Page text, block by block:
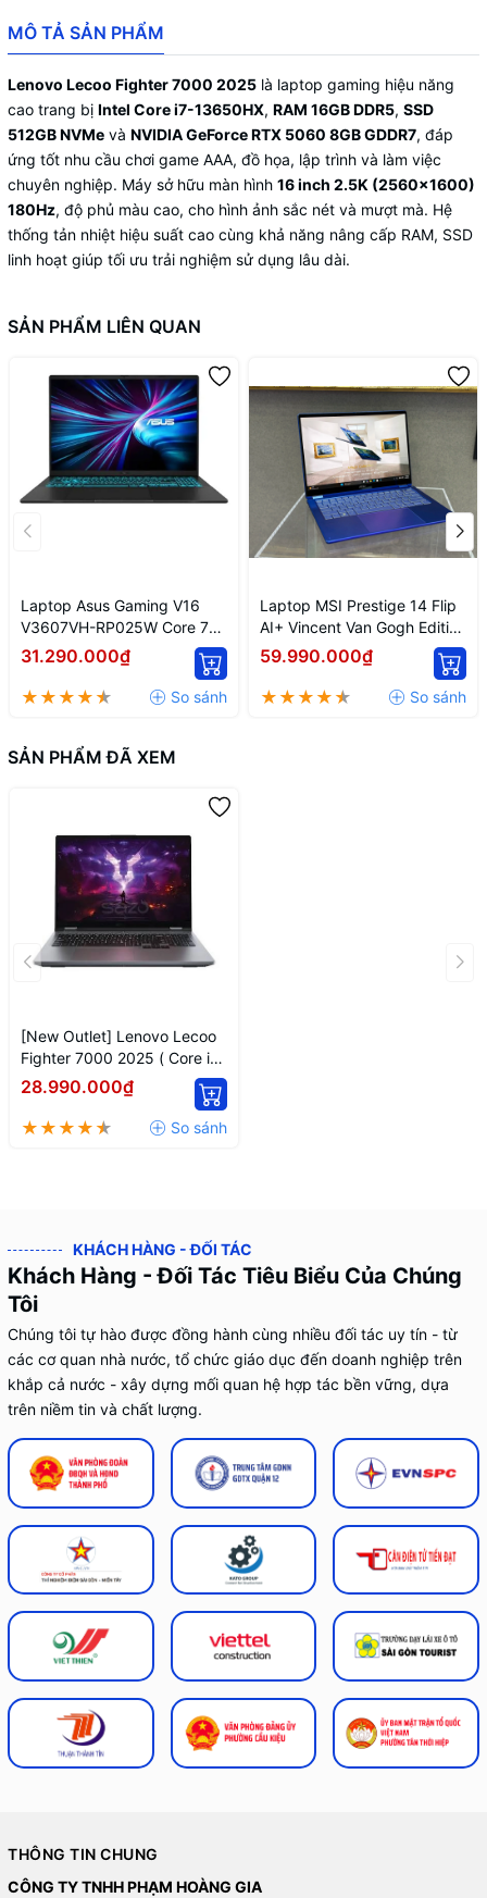
MÔ TẢ SẢN PHẨM
Lenovo Lecoo Fighter 7000 2025 là laptop gaming hiệu năng
cao trang bị Intel Core i7-13650HX, RAM 16GB DDR5, SSD
512GB NVMe và NVIDIA GeForce RTX 5060 8GB GDDR7, đáp
ứng tốt nhu cầu chơi game AAA, đồ họa, lập trình và làm việc
chuyên nghiệp. Máy sở hữu màn hình 16 inch 2.5K (2560×1600)
180Hz, độ phủ màu cao, cho hình ảnh sắc nét và mượt mà. Hệ
thống tản nhiệt hiệu suất cao cùng khả năng nâng cấp RAM, SSD
linh hoạt giúp tối ưu trải nghiệm sử dụng lâu dài.
SẢN PHẨM LIÊN QUAN
Laptop Asus Gaming V16
V3607VH-RP025W Core 7
240H
/AI/16GB/512GB/16"WUXGA/
Nvidia GeForce RTX5050
31.290.000₫
Laptop MSI Prestige 14 Flip
AI+ Vincent Van Gogh Edition
Starry Night Over the Rhône
59.990.000₫
SẢN PHẨM ĐÃ XEM
[New Outlet] Lenovo Lecoo
Fighter 7000 2025 ( Core i7-
13650HX | Ram 16GB | SSD
512GB | RTX 5060 8GB | 16
inch 2.5K 180Hz )
28.990.000₫
KHÁCH HÀNG - ĐỐI TÁC
Khách Hàng - Đối Tác Tiêu Biểu Của Chúng
Tôi
Chúng tôi tự hào được đồng hành cùng nhiều đối tác uy tín - từ
các cơ quan nhà nước, tổ chức giáo dục đến doanh nghiệp trên
khắp cả nước - xây dựng mối quan hệ hợp tác bền vững, dựa
trên niềm tin và chất lượng.
THÔNG TIN CHUNG
CÔNG TY TNHH PHẠM HOÀNG GIA